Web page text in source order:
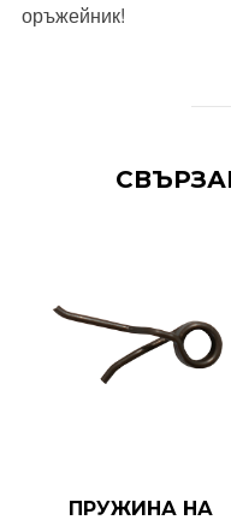
оръжейник!
ПРУЖИНА НА